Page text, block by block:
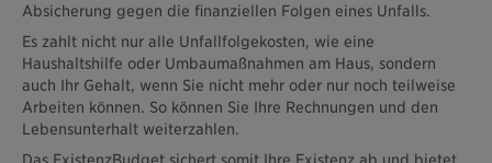
Absicherung gegen die finanziellen Folgen eines Unfalls.
Es zahlt nicht nur alle Unfallfolgekosten, wie eine
Haushaltshilfe oder Umbaumaßnahmen am Haus, sondern
auch Ihr Gehalt, wenn Sie nicht mehr oder nur noch teilweise
Arbeiten können. So können Sie Ihre Rechnungen und den
Lebensunterhalt weiterzahlen.
Das ExistenzBudget sichert somit Ihre Existenz ab und bietet